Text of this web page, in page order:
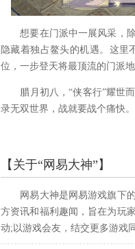
想要在门派中一展风采，除
隐藏着独占鳌头的机遇。这里
位，一步登天将最顶流的门派
腊月初八，“侠客行”耀世而
录无双世界，战就要战个痛快。
【关于“网易大神”】
网易大神是网易游戏旗下的
方资讯和福利趣闻，旨在为玩
动;以游戏会友，结交更多游戏